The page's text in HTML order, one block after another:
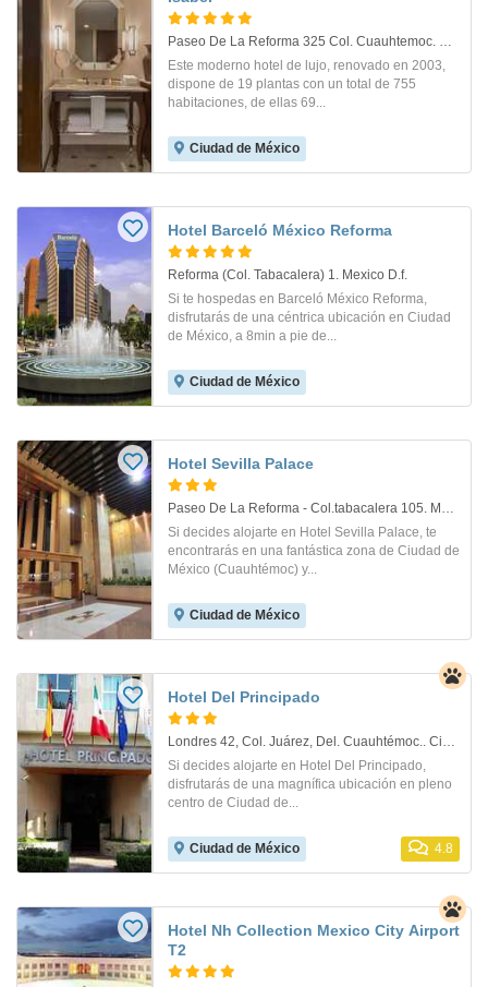
Paseo De La Reforma 325 Col. Cuauhtemoc. Mexico D.f
Este moderno hotel de lujo, renovado en 2003,
dispone de 19 plantas con un total de 755
habitaciones, de ellas 69...
Ciudad de México
Hotel Barceló México Reforma
Reforma (Col. Tabacalera) 1. Mexico D.f.
Si te hospedas en Barceló México Reforma,
disfrutarás de una céntrica ubicación en Ciudad
de México, a 8min a pie de...
Ciudad de México
Hotel Sevilla Palace
Paseo De La Reforma - Col.tabacalera 105. Mexico D.f.
Si decides alojarte en Hotel Sevilla Palace, te
encontrarás en una fantástica zona de Ciudad de
México (Cuauhtémoc) y...
Ciudad de México
Hotel Del Principado
Londres 42, Col. Juárez, Del. Cuauhtémoc.. Ciudad De Mèxico
Si decides alojarte en Hotel Del Principado,
disfrutarás de una magnífica ubicación en pleno
centro de Ciudad de...
Ciudad de México 4.8
Hotel Nh Collection Mexico City Airport
T2